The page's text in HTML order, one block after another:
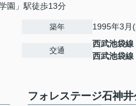
園」駅徒歩13分
築年 1995年3月
交通
西武池袋線
西武池袋線
フォレステージ石神